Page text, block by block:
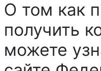
О том как
получить
можете